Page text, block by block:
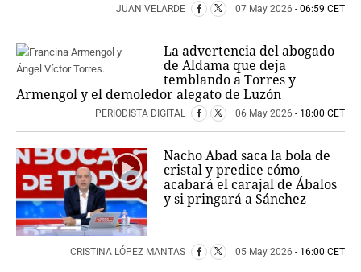
JUAN VELARDE 07 May 2026 - 06:59 CET
La advertencia del abogado
de Aldama que deja
temblando a Torres y
Armengol y el demoledor alegato de Luzón
PERIODISTA DIGITAL 06 May 2026 - 18:00 CET
Nacho Abad saca la bola de
cristal y predice cómo
acabará el carajal de Ábalos
y si pringará a Sánchez
CRISTINA LÓPEZ MANTAS 05 May 2026 - 16:00 CET